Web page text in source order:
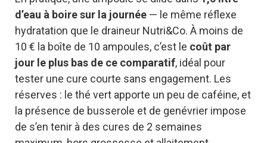
d’eau à boire sur la journée — le même réflexe
hydratation que le draineur Nutri&Co. À moins de
10 € la boîte de 10 ampoules, c’est le coût par
jour le plus bas de ce comparatif, idéal pour
tester une cure courte sans engagement. Les
réserves : le thé vert apporte un peu de caféine, et
la présence de busserole et de genévrier impose
de s’en tenir à des cures de 2 semaines